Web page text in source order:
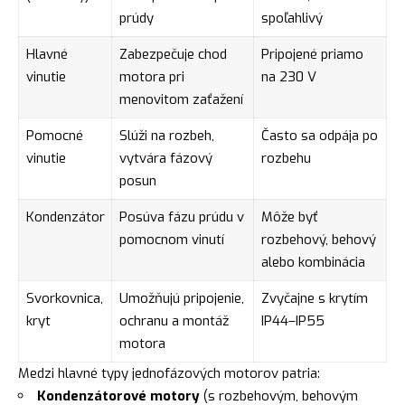
prúdy
spoľahlivý
Hlavné
vinutie
Zabezpečuje chod
motora pri
menovitom zaťažení
Pripojené priamo
na 230 V
Pomocné
vinutie
Slúži na rozbeh,
vytvára fázový
posun
Často sa odpája po
rozbehu
Kondenzátor
Posúva fázu prúdu v
pomocnom vinutí
Môže byť
rozbehový, behový
alebo kombinácia
Svorkovnica,
kryt
Umožňujú pripojenie,
ochranu a montáž
motora
Zvyčajne s krytím
IP44–IP55
Medzi hlavné typy jednofázových motorov patria:
Kondenzátorové motory (s rozbehovým, behovým